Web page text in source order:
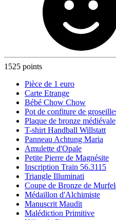
1525 points
Pièce de 1 euro
Carte Etrange
Bébé Chow Chow
Pot de confiture de
Plaque de bronze médiévale
T-shirt Handball Willstatt
Panneau Achtung Maria
Amulette d'Opale
Petite Pierre de Magnésite
Inscription Train 56.3115
Triangle Illuminati
Coupe de Bronze de
Médaillon d'Alchimiste
Manuscrit Maudit
Malédiction Primitive